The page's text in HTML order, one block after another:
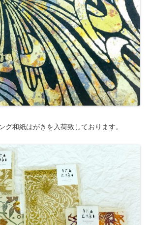
グ和紙はがきを入荷致しております。